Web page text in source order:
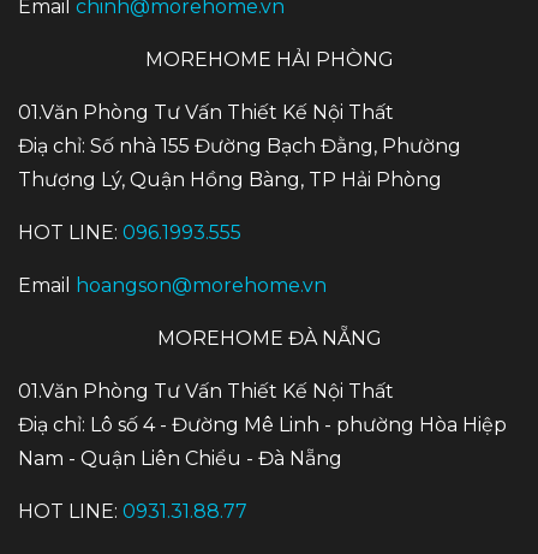
Email chinh@morehome.vn
MOREHOME HẢI PHÒNG
01.Văn Phòng Tư Vấn Thiết Kế Nội Thất
Điạ chỉ: Số nhà 155 Đường Bạch Đằng, Phường
Thượng Lý, Quận Hồng Bàng, TP Hải Phòng
HOT LINE: 096.1993.555
Email hoangson@morehome.vn
MOREHOME ĐÀ NẴNG
01.Văn Phòng Tư Vấn Thiết Kế Nội Thất
Điạ chỉ: Lô số 4 - Đường Mê Linh - phường Hòa Hiệp
Nam - Quận Liên Chiểu - Đà Nẵng
HOT LINE: 0931.31.88.77